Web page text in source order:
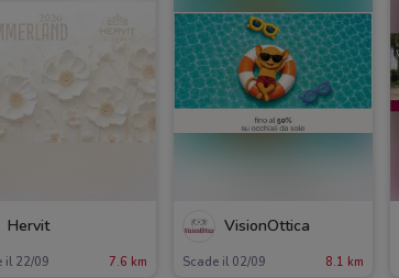
Hervit
il 22/09 7.6 km
VisionOttica
Scade il 02/09 8.1 km